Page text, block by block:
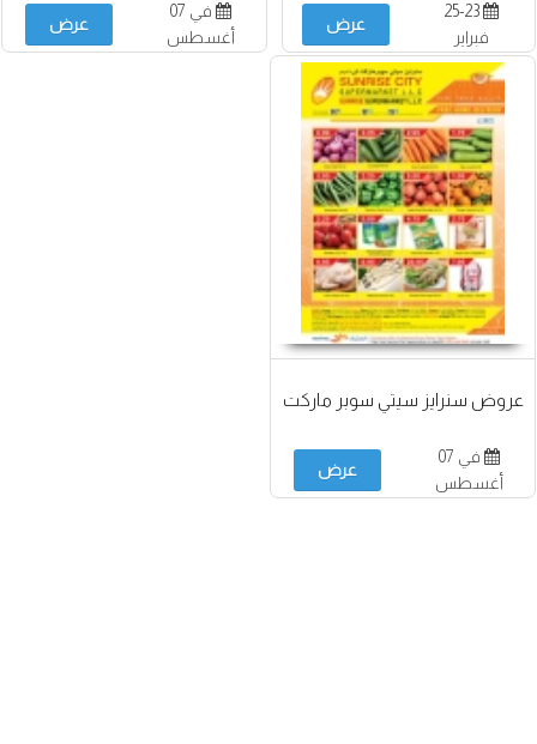
25-23
فبراير
عرض
في 07
أغسطس
عرض
عروض سنرايز سيتي سوبر ماركت
في 07
أغسطس
عرض